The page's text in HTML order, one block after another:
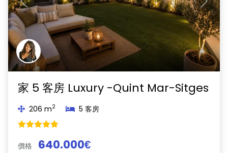
Previous Next
家 5 客房 Luxury -Quint Mar-Sitges
206 m2 5 客房
價格 640.000€